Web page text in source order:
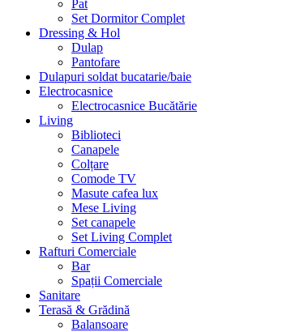
Pat
Set Dormitor Complet
Dressing & Hol
Dulap
Pantofare
Dulapuri soldat bucatarie/baie
Electrocasnice
Electrocasnice Bucătărie
Living
Biblioteci
Canapele
Colțare
Comode TV
Masute cafea lux
Mese Living
Set canapele
Set Living Complet
Rafturi Comerciale
Bar
Spații Comerciale
Sanitare
Terasă & Grădină
Balansoare